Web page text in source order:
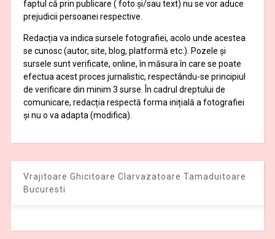
faptul că prin publicare ( foto și/sau text) nu se vor aduce
prejudicii persoanei respective.
Redacția va indica sursele fotografiei, acolo unde acestea
se cunosc (autor, site, blog, platformă etc.). Pozele și
sursele sunt verificate, online, în măsura în care se poate
efectua acest proces jurnalistic, respectându-se principiul
de verificare din minim 3 surse. În cadrul dreptului de
comunicare, redacția respectă forma inițială a fotografiei
și nu o va adapta (modifica).
Vrajitoare Ghicitoare Clarvazatoare Tamaduitoare
Bucuresti